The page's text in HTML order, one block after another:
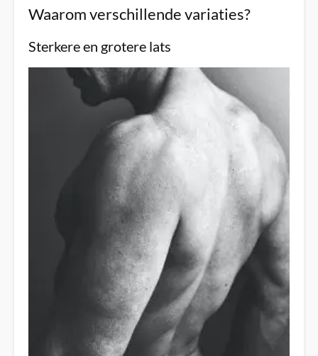
Waarom verschillende variaties?
Sterkere en grotere lats